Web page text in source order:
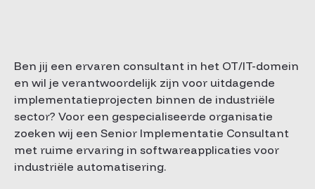
Ben jij een ervaren consultant in het OT/IT-domein
en wil je verantwoordelijk zijn voor uitdagende
implementatieprojecten binnen de industriële
sector? Voor een gespecialiseerde organisatie
zoeken wij een Senior Implementatie Consultant
met ruime ervaring in softwareapplicaties voor
industriële automatisering.